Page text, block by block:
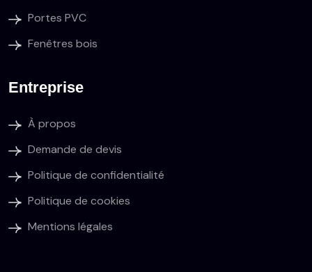
Portes PVC
Fenêtres bois
Entreprise
À propos
Demande de devis
Politique de confidentialité
Politique de cookies
Mentions légales